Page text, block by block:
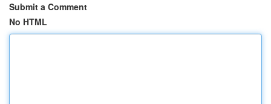
Submit a Comment
No HTML